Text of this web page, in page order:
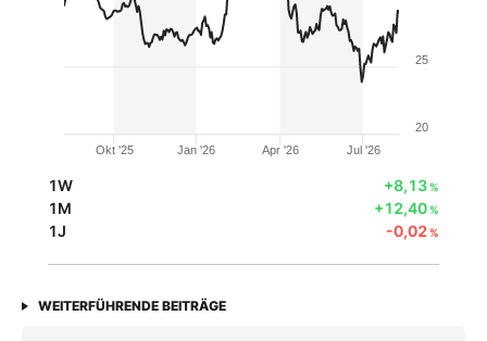
Okt '25 Jan '26 Apr '26 Jul '26
20
25
1W +8,13%
1M +12,40%
1J -0,02%
WEITERFÜHRENDE BEITRÄGE